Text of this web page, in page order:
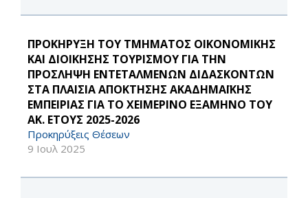
ΠΡΟΚΗΡΥΞΗ ΤΟΥ ΤΜΗΜΑΤΟΣ ΟΙΚΟΝΟΜΙΚΗΣ
ΚΑΙ ΔΙΟΙΚΗΣΗΣ ΤΟΥΡΙΣΜΟΥ ΓΙΑ ΤΗΝ
ΠΡΟΣΛΗΨΗ ΕΝΤΕΤΑΛΜΕΝΩΝ ΔΙΔΑΣΚΟΝΤΩΝ
ΣΤΑ ΠΛΑΙΣΙΑ ΑΠΟΚΤΗΣΗΣ ΑΚΑΔΗΜΑΪΚΗΣ
ΕΜΠΕΙΡΙΑΣ ΓΙΑ ΤΟ ΧΕΙΜΕΡΙΝΟ ΕΞΑΜΗΝΟ ΤΟΥ
ΑΚ. ΕΤΟΥΣ 2025-2026
Προκηρύξεις Θέσεων
9 Ιουλ 2025